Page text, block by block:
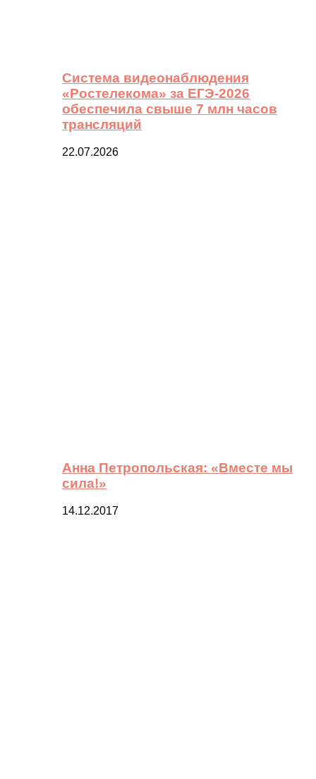
Система видеонаблюдения
«Ростелекома» за ЕГЭ-2026
обеспечила свыше 7 млн часов
трансляций
22.07.2026
Анна Петропольская: «Вместе мы
сила!»
14.12.2017